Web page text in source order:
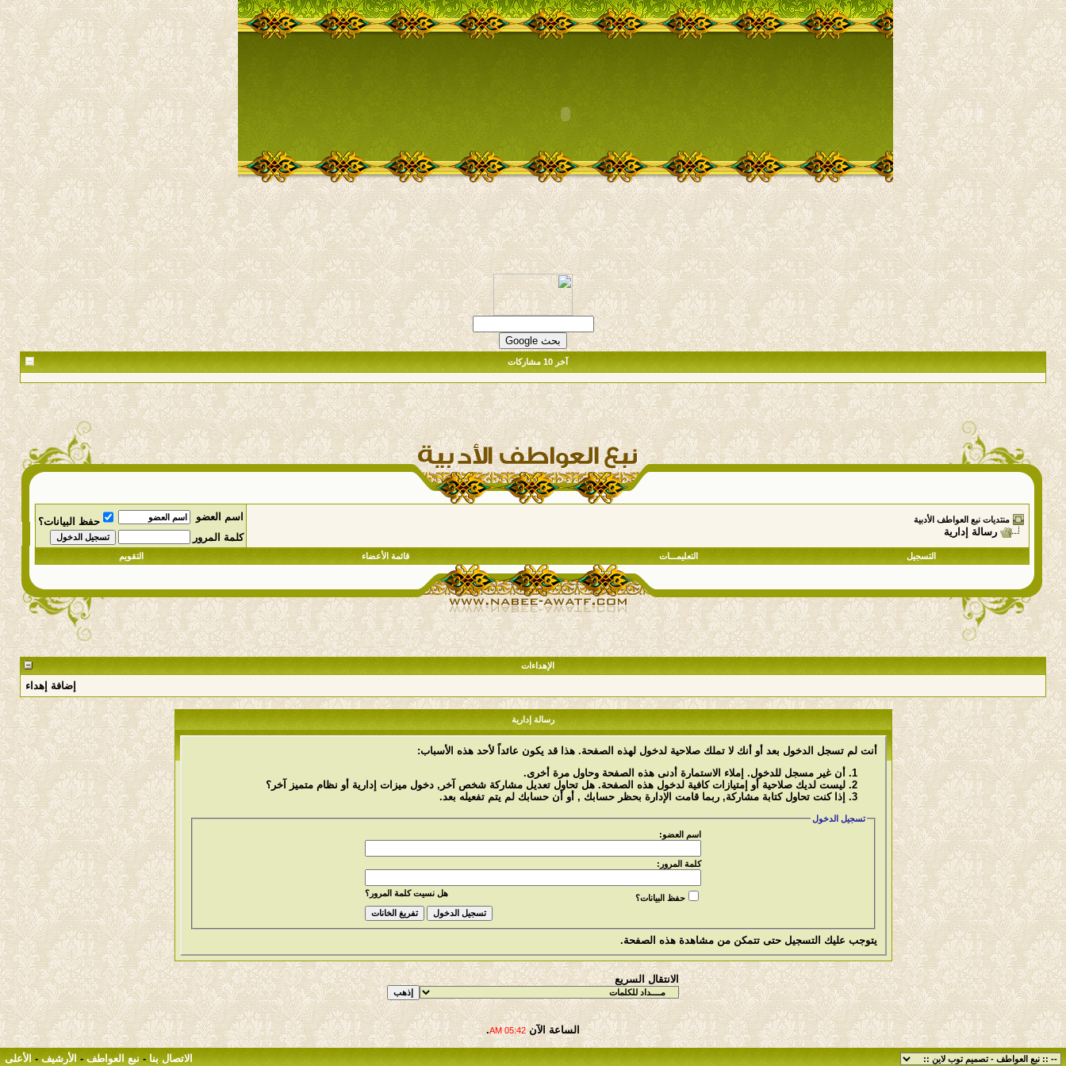
آخر 10 مشاركات
منتديات نبع العواطف الأدبية
رسالة إدارية
اسم العضو
حفظ البيانات؟
كلمة المرور
التسجيل التعليمـــات قائمة الأعضاء التقويم
الإهداءات
إضافة إهداء
رسالة إدارية
أنت لم تسجل الدخول بعد أو أنك لا تملك صلاحية لدخول لهذه الصفحة. هذا قد يكون عائداً لأحد هذه الأسباب:
أن غير مسجل للدخول. إملاء الاستمارة أدنى هذه الصفحة وحاول مرة أخرى.
ليست لديك صلاحية أو إمتيازات كافية لدخول هذه الصفحة. هل تحاول تعديل مشاركة شخص آخر, دخول ميزات إدارية أو نظام متميز آخر؟
إذا كنت تحاول كتابة مشاركة, ربما قامت الإدارة بحظر حسابك , أو أن حسابك لم يتم تفعيله بعد.
تسجيل الدخول
اسم العضو:
كلمة المرور:
هل نسيت كلمة المرور؟ حفظ البيانات؟
يتوجب عليك التسجيل حتى تتمكن من مشاهدة هذه الصفحة.
الانتقال السريع
الساعة الآن05:42 AM
.
الاتصال بنا - نبع العواطف - الأرشيف - الأعلى